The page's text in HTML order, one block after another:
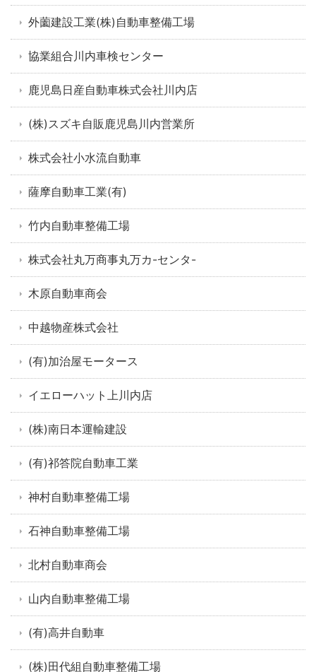
外薗建設工業(株)自動車整備工場
協業組合川内車検センター
鹿児島日産自動車株式会社川内店
(株)スズキ自販鹿児島川内営業所
株式会社小水流自動車
薩摩自動車工業(有)
竹内自動車整備工場
株式会社丸万商事丸万カ-センタ-
木原自動車商会
中越物産株式会社
(有)加治屋モータース
イエローハット上川内店
(株)南日本運輸建設
(有)祁答院自動車工業
神村自動車整備工場
石神自動車整備工場
北村自動車商会
山内自動車整備工場
(有)高井自動車
(株)田代組自動車整備工場